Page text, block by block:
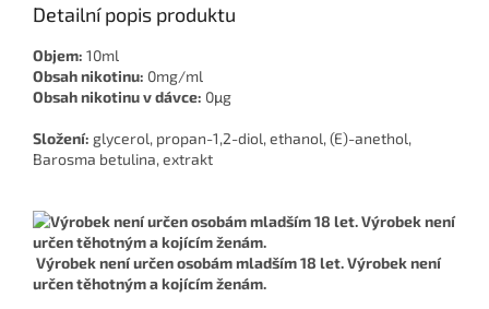
Detailní popis produktu
Objem: 10ml
Obsah nikotinu: 0mg/ml
Obsah nikotinu v dávce: 0μg
Složení: glycerol, propan-1,2-diol, ethanol, (E)-anethol,
Barosma betulina, extrakt
Výrobek není určen osobám mladším 18 let. Výrobek není
určen těhotným a kojícím ženám.